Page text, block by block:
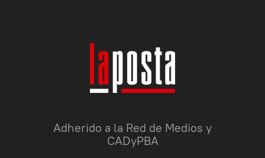
Adherido a la Red de Medios y
CADyPBA